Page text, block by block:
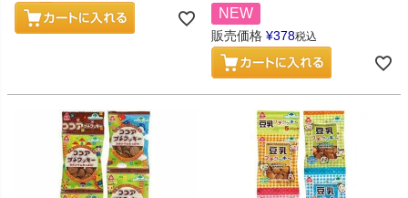
NEW
販売価格 ¥378税込